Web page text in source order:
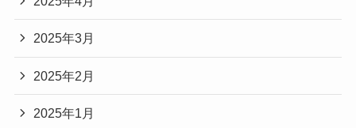
2025年3月
2025年2月
2025年1月